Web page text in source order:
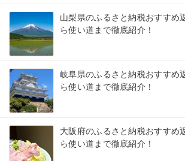
山梨県のふるさと納税おすすめ
ら使い道まで徹底紹介！
岐阜県のふるさと納税おすすめ
ら使い道まで徹底紹介！
大阪府のふるさと納税おすすめ
ら使い道まで徹底紹介！